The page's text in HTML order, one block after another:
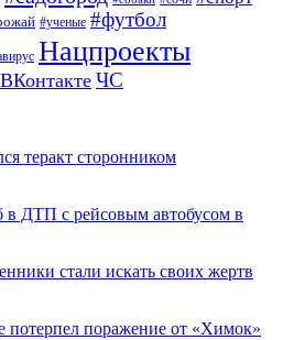
#ученые #футбол
Нацпроекты
ЧС
теракт сторонником
ДТП с рейсовым автобусом в
стали искать своих жертв
потерпел поражение от «Химок»